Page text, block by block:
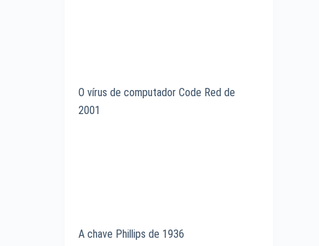
O vírus de computador Code Red de
2001
A chave Phillips de 1936